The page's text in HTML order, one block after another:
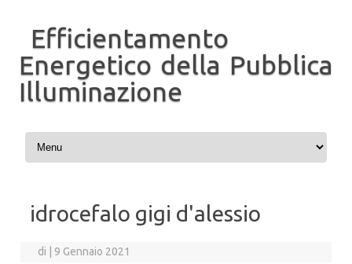
Efficientamento
Energetico della Pubblica
Illuminazione
Vai al contenuto
idrocefalo gigi d'alessio
di 9 Gennaio 2021